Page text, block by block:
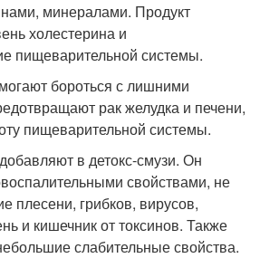
минералами. Продукт
холестерина и
пищеварительной системы.
бороться с лишними
рак желудка и печени,
пищеварительной системы.
в детокс-смузи. Он
свойствами, не
плесени, грибков, вирусов,
и кишечник от токсинов. Также
слабительные свойства.